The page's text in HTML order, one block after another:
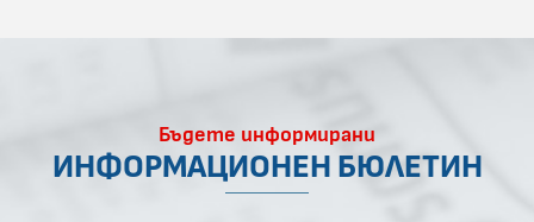
Бъдете информирани
ИНФОРМАЦИОНЕН БЮЛЕТИН